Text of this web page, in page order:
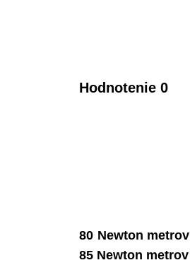
Hodnotenie 0
80 Newton metrov
85 Newton metrov